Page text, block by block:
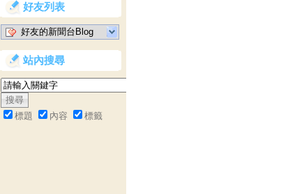
好友列表
好友的新聞台Blog
站內搜尋
標題 內容 標籤